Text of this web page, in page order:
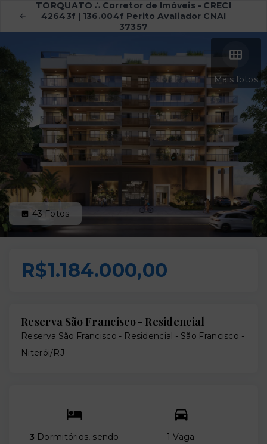
TORQUATO ∴ Corretor de Imóveis - CRECI
42643f | 136.004f Perito Avaliador CNAI
37357
Mais fotos
43 Fotos
R$1.184.000,00
Reserva São Francisco - Residencial
Reserva São Francisco - Residencial - São Francisco -
Niterói/RJ
3 Dormitórios, sendo
1 Vaga